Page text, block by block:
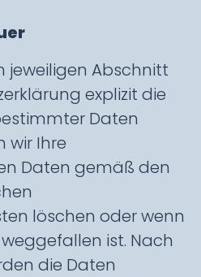
jeweiligen Abschnitt
explizit die
Daten
wir Ihre
Daten gemäß den
löschen oder wenn
ist. Nach
die Daten